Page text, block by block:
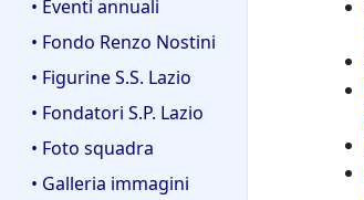
• Eventi annuali
• Fondo Renzo Nostini
• Figurine S.S. Lazio
• Fondatori S.P. Lazio
• Foto squadra
• Galleria immagini